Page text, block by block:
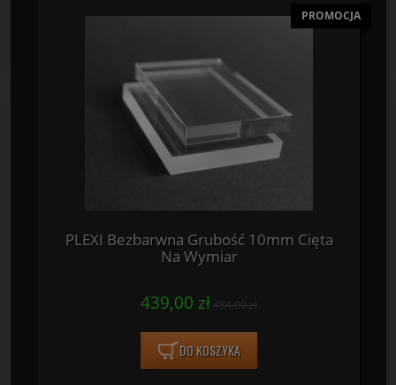
PLEXI Bezbarwna Grubość 10mm Cięta
Na Wymiar
439,00 zł484,00 zł
DO KOSZYKA
PROMOCJA